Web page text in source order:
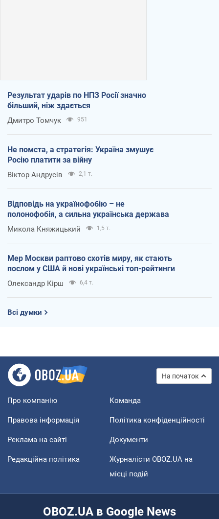
Результат ударів по НПЗ Росії значно
більший, ніж здається
Дмитро Томчук 951
Не помста, а стратегія: Україна змушує
Росію платити за війну
Віктор Андрусів 2,1 т.
Відповідь на українофобію – не
полонофобія, а сильна українська держава
Микола Княжицький 1,5 т.
Мер Москви раптово схотів миру, як стають
послом у США й нові українські топ-рейтинги
Олександр Кірш 6,4 т.
Всі думки
На початок
Про компанію Команда
Правова інформація Політика конфіденційності
Реклама на сайті Документи
Редакційна політика
Журналісти OBOZ.UA на
місці подій
OBOZ.UA в Google News